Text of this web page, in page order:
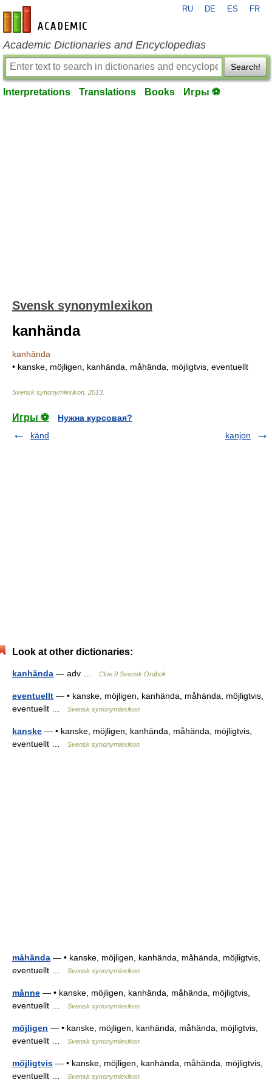
en-academic.com
RU DE ES FR
Academic Dictionaries and Encyclopedias
Search!
Interpretations Translations Books Игры ⚽
Svensk synonymlexikon
kanhända
kanhända
• kanske, möjligen, kanhända, måhända, möjligtvis, eventuellt
Svensk synonymlexikon 2013
Игры ⚽
Нужна курсовая?
känd
kanjon
Look at other dictionaries:
kanhända — adv … Clue 9 Svensk Ordbok
eventuellt — • kanske, möjligen, kanhända, måhända, möjligtvis,
eventuellt …
Svensk synonymlexikon
kanske — • kanske, möjligen, kanhända, måhända, möjligtvis,
eventuellt …
Svensk synonymlexikon
måhända — • kanske, möjligen, kanhända, måhända, möjligtvis,
eventuellt …
Svensk synonymlexikon
månne — • kanske, möjligen, kanhända, måhända, möjligtvis,
eventuellt …
Svensk synonymlexikon
möjligen — • kanske, möjligen, kanhända, måhända, möjligtvis,
eventuellt …
Svensk synonymlexikon
möjligtvis — • kanske, möjligen, kanhända, måhända, möjligtvis,
eventuellt …
Svensk synonymlexikon